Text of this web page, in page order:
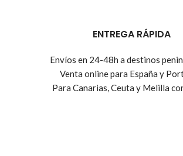
ENTREGA RÁPIDA
Envíos en 24-48h a destinos
Venta online para España y
Para Canarias, Ceuta y Melilla